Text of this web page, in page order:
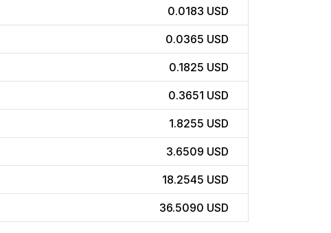
0.0183 USD
0.0365 USD
0.1825 USD
0.3651 USD
1.8255 USD
3.6509 USD
18.2545 USD
36.5090 USD